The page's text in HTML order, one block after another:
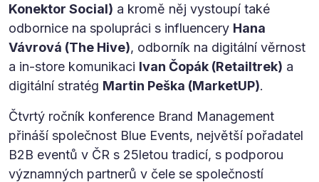
Konektor Social) a kromě něj vystoupí také
odbornice na spolupráci s influencery Hana
Vávrová (The Hive), odborník na digitální věrnost
a in-store komunikaci Ivan Čopák (Retailtrek) a
digitální stratég Martin Peška (MarketUP).
Čtvrtý ročník konference Brand Management
přináší společnost Blue Events, největší pořadatel
B2B eventů v ČR s 25letou tradicí, s podporou
významných partnerů v čele se společností